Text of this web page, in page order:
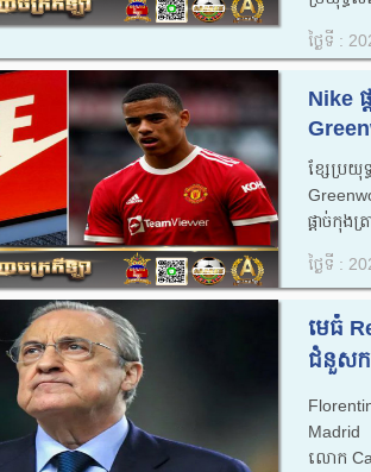
ថ្ងៃទី :
Nike
ខ្សែប្រ
ផ្តាច់កុងត្
ថ្ងៃទី :
មេធំ
ជំនួសក
Madrid
លោក